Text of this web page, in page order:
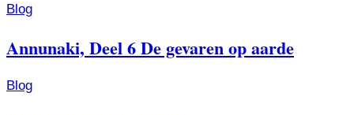
Blog
Annunaki, Deel 6 De gevaren op aarde
Blog